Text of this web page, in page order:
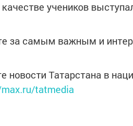
учеников
за самым важным и
новости Татарстана в
tatmedia